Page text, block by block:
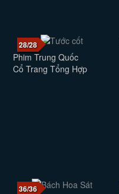
28/28
Phim Trung Quốc
Cổ Trang Tổng Hợp
36/36